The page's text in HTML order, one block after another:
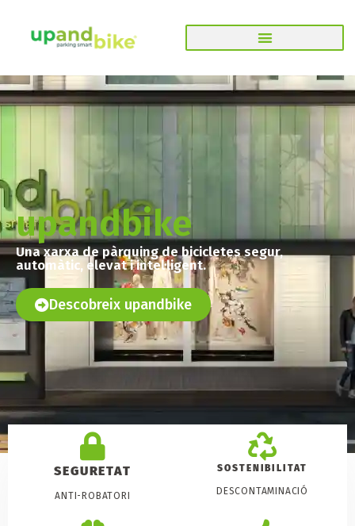
upandbike
Una xarxa de pàrquing de bicicletes segur,
automàtic, elevat i intel·ligent.
Descobreix upandbike
SEGURETAT
ANTI-ROBATORI
SOSTENIBILITAT
DESCONTAMINACIÓ